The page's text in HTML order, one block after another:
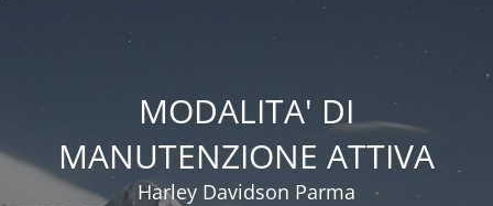
MODALITA' DI
MANUTENZIONE ATTIVA
Harley Davidson Parma